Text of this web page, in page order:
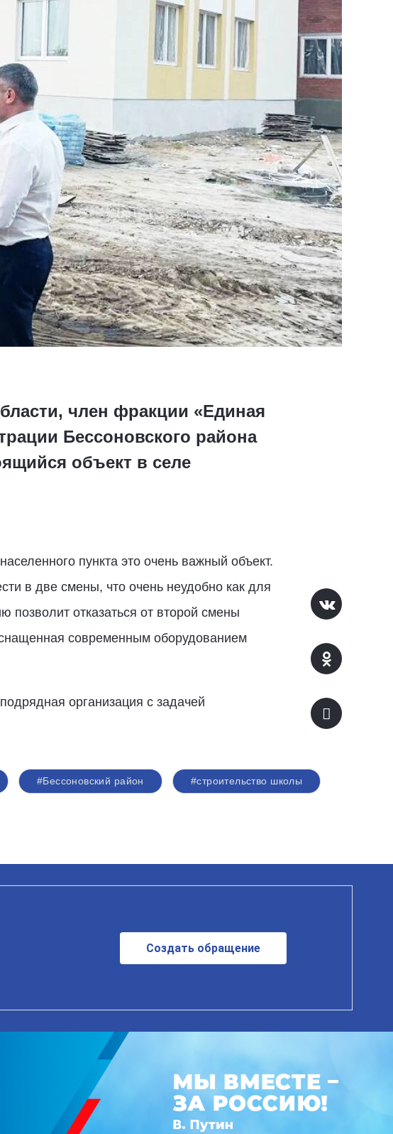
член фракции «Единая
Бессоновского района
объект в селе
пункта это очень важный объект.
в две смены, что очень неудобно как для
позволит отказаться от второй смены
современным оборудованием
организация с задачей
#Бессоновский район #строительство школы
Создать обращение